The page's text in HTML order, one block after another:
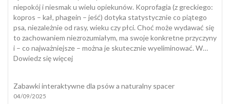
niepokój i niesmak u wielu opiekunów. Koprofagia (z greckiego:
kopros – kał, phagein – jeść) dotyka statystycznie co piątego
psa, niezależnie od rasy, wieku czy płci. Choć może wydawać się
to zachowaniem niezrozumiałym, ma swoje konkretne przyczyny
i – co najważniejsze – można je skutecznie wyeliminować. W…
Dowiedz się więcej:
psa
Zabawki interaktywne dla psów a naturalny spacer
04/09/2025